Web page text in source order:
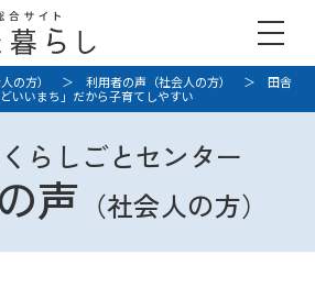
の方） ＞ 利用者の声（社会人の方）
＞ 田舎
いいまち」だから子育てしやすい
らしごとセンター
声 （社会人の方）